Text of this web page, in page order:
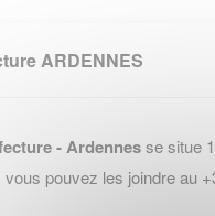
ARDENNES
- Ardennesse situe
pouvez les joindre au